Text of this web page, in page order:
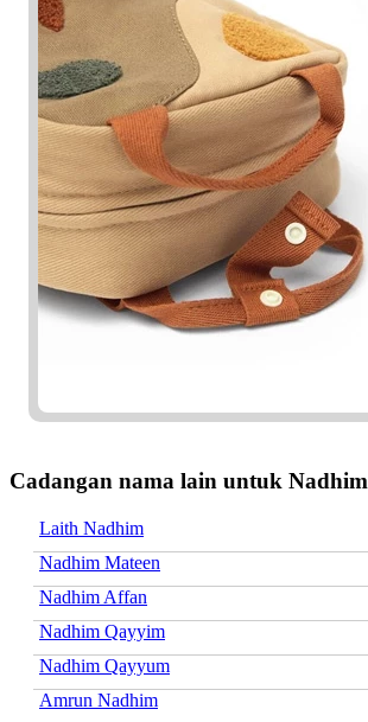
Cadangan nama lain untuk Nadhim
Laith Nadhim
Nadhim Mateen
Nadhim Affan
Nadhim Qayyim
Nadhim Qayyum
Amrun Nadhim